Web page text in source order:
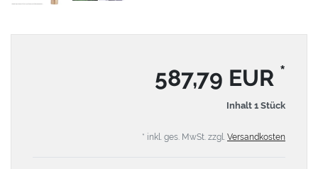
587,79 EUR *
Inhalt 1 Stück
* inkl. ges. MwSt. zzgl. Versandkosten